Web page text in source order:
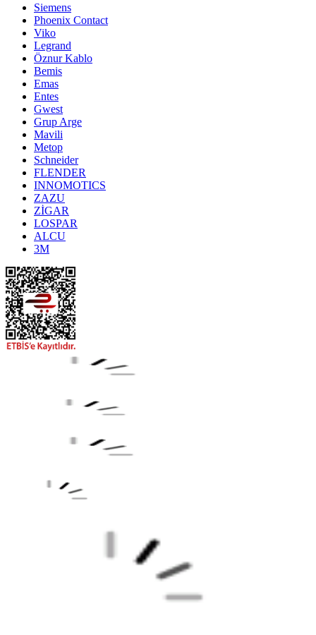
Siemens
Phoenix Contact
Viko
Legrand
Öznur Kablo
Bemis
Emas
Entes
Gwest
Grup Arge
Mavili
Metop
Schneider
FLENDER
INNOMOTICS
ZAZU
ZİGAR
LOSPAR
ALCU
3M